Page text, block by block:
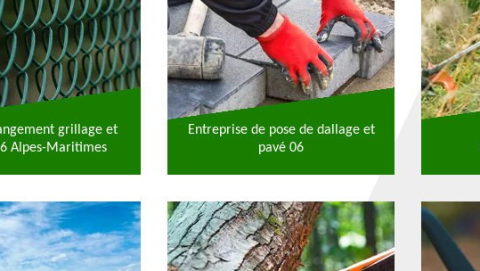
grillage et
Alpes-Maritimes
Entreprise de pose de dallage et
pavé 06